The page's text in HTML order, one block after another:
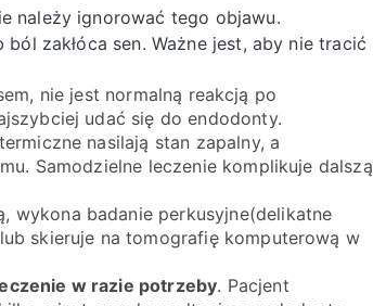
należy ignorować tego objawu.
zakłóca sen. Ważne jest, aby nie tracić
nie jest normalną reakcją po
udać się do endodonty.
nasilają stan zapalny, a
Samodzielne leczenie komplikuje dalszą
wykona badanie perkusyjne(delikatne
skieruje na tomografię komputerową w
w razie potrzeby. Pacjent